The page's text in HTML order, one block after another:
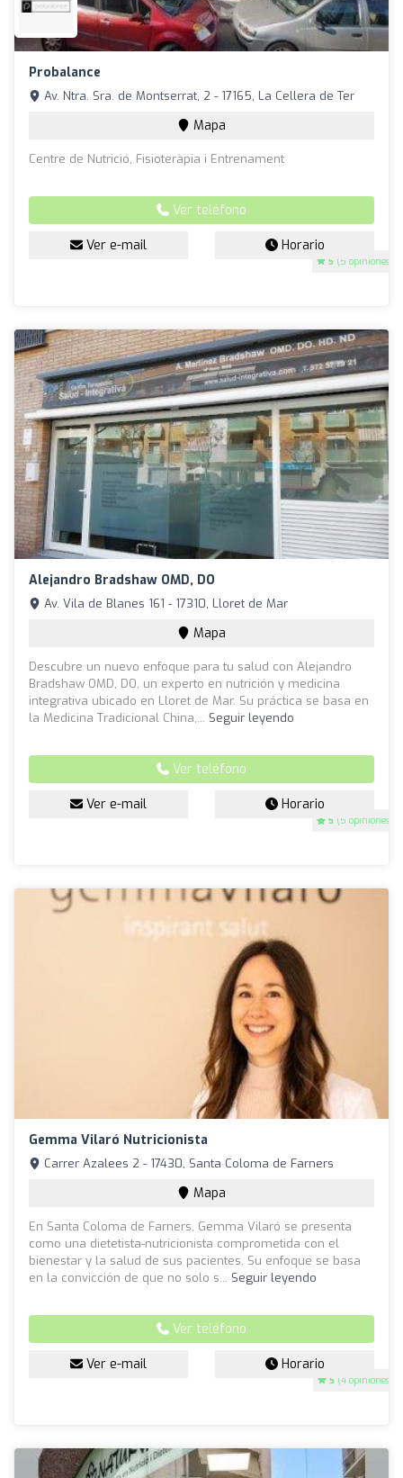
Probalance
5 (5 opiniones)
Av. Ntra. Sra. de Montserrat, 2 - 17165, La Cellera de Ter
Mapa
Centre de Nutrició, Fisioteràpia i Entrenament
Ver teléfono
Ver e-mail Horario
Alejandro Bradshaw OMD, DO
5 (5 opiniones)
Av. Vila de Blanes 161 - 17310, Lloret de Mar
Mapa
Descubre un nuevo enfoque para tu salud con Alejandro
Bradshaw OMD, DO, un experto en nutrición y medicina
integrativa ubicado en Lloret de Mar. Su práctica se basa en
la Medicina Tradicional China,... Seguir leyendo
Ver teléfono
Ver e-mail Horario
Gemma Vilaró Nutricionista
5 (4 opiniones)
Carrer Azalees 2 - 17430, Santa Coloma de Farners
Mapa
En Santa Coloma de Farners, Gemma Vilaró se presenta
como una dietetista-nutricionista comprometida con el
bienestar y la salud de sus pacientes. Su enfoque se basa
en la convicción de que no solo s... Seguir leyendo
Ver teléfono
Ver e-mail Horario